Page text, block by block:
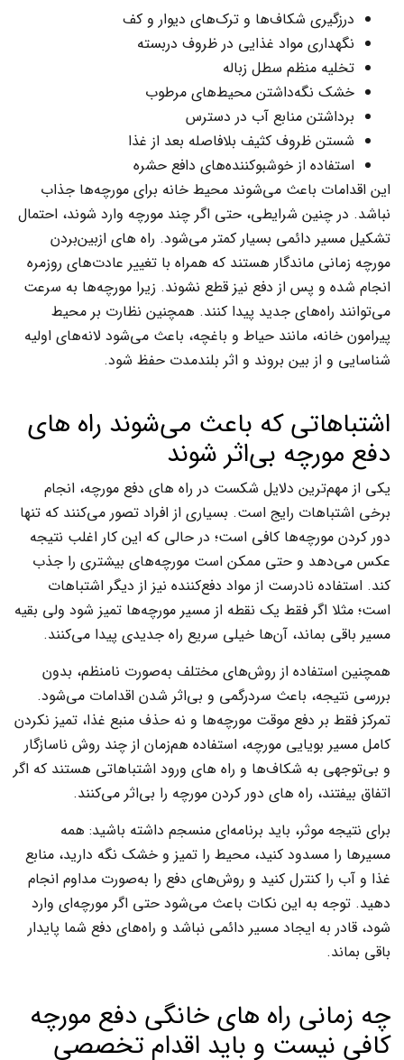
درزگیری شکاف‌ها و ترک‌های دیوار و کف
نگهداری مواد غذایی در ظروف دربسته
تخلیه منظم سطل زباله
خشک نگه‌داشتن محیط‌های مرطوب
برداشتن منابع آب در دسترس
شستن ظروف کثیف بلافاصله بعد از غذا
استفاده از خوشبوکننده‌های دافع حشره
این اقدامات باعث می‌شوند محیط خانه برای مورچه‌ها جذاب
نباشد. در چنین شرایطی، حتی اگر چند مورچه وارد شوند، احتمال
تشکیل مسیر دائمی بسیار کمتر می‌شود. راه های ازبین‌بردن
مورچه زمانی ماندگار هستند که همراه با تغییر عادت‌های روزمره
انجام شده و پس از دفع نیز قطع نشوند. زیرا مورچه‌ها به سرعت
می‌توانند راه‌های جدید پیدا کنند. همچنین نظارت بر محیط
پیرامون خانه، مانند حیاط و باغچه، باعث می‌شود لانه‌های اولیه
شناسایی و از بین بروند و اثر بلندمدت حفظ شود.
اشتباهاتی که باعث می‌شوند راه های
دفع مورچه بی‌اثر شوند
یکی از مهم‌ترین دلایل شکست در راه های دفع مورچه، انجام
برخی اشتباهات رایج است. بسیاری از افراد تصور می‌کنند که تنها
دور کردن مورچه‌ها کافی است؛ در حالی که این کار اغلب نتیجه
عکس می‌دهد و حتی ممکن است مورچه‌های بیشتری را جذب
کند. استفاده نادرست از مواد دفع‌کننده نیز از دیگر اشتباهات
است؛ مثلا اگر فقط یک نقطه از مسیر مورچه‌ها تمیز شود ولی بقیه
مسیر باقی بماند، آن‌ها خیلی سریع راه جدیدی پیدا می‌کنند.
همچنین استفاده از روش‌های مختلف به‌صورت نامنظم، بدون
بررسی نتیجه، باعث سردرگمی و بی‌اثر شدن اقدامات می‌شود.
تمرکز فقط بر دفع موقت مورچه‌ها و نه حذف منبع غذا، تمیز نکردن
کامل مسیر بویایی مورچه، استفاده هم‌زمان از چند روش ناسازگار
و بی‌توجهی به شکاف‌ها و راه های ورود اشتباهاتی هستند که اگر
اتفاق بیفتند، راه های دور کردن مورچه را بی‌اثر می‌کنند.
برای نتیجه موثر، باید برنامه‌ای منسجم داشته باشید: همه
مسیرها را مسدود کنید، محیط را تمیز و خشک نگه دارید، منابع
غذا و آب را کنترل کنید و روش‌های دفع را به‌صورت مداوم انجام
دهید. توجه به این نکات باعث می‌شود حتی اگر مورچه‌ای وارد
شود، قادر به ایجاد مسیر دائمی نباشد و راه‌های دفع شما پایدار
باقی بماند.
چه زمانی راه های خانگی دفع مورچه
کافی نیست و باید اقدام تخصصی